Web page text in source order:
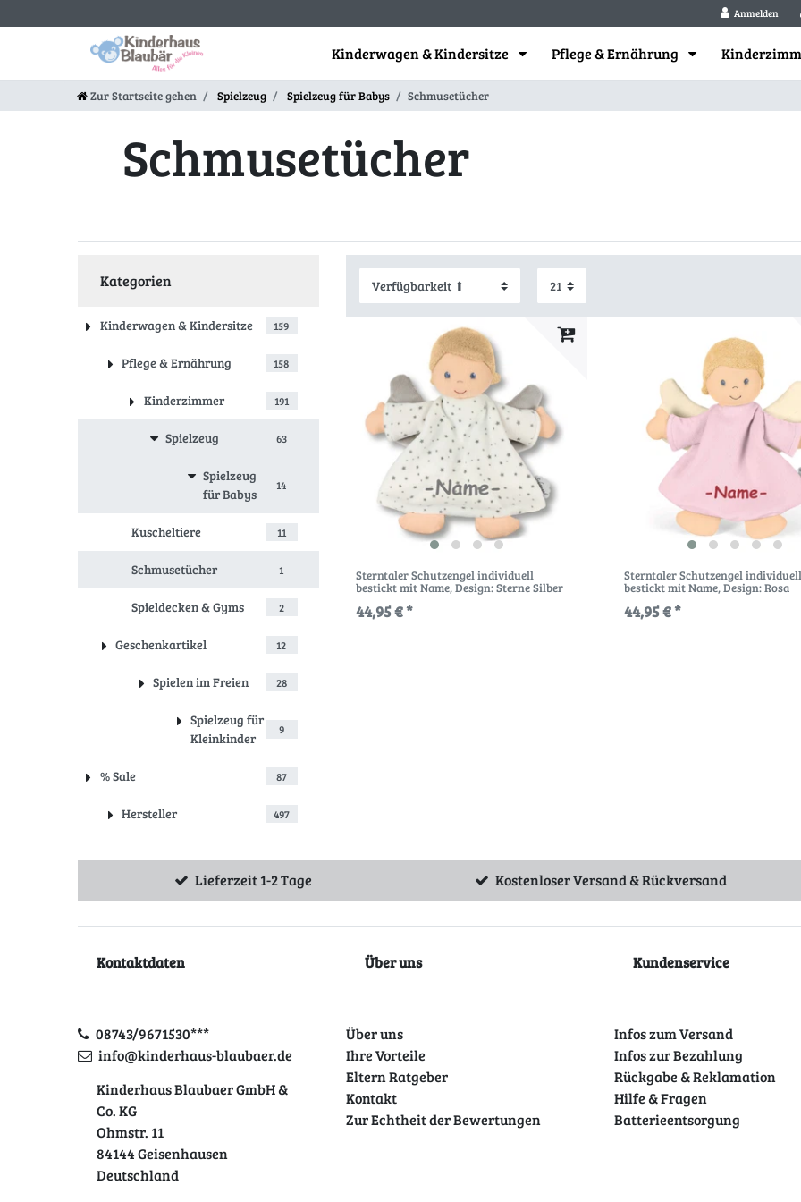
Anmelden
Kinderwagen & Kindersitze Pflege & Ernährung
Zur Startseite gehen Spielzeug Spielzeug für Babys Schmusetücher
Schmusetücher
Kategorien
Kinderwagen & Kindersitze 159
Pflege & Ernährung 158
Kinderzimmer 191
Spielzeug 63
Spielzeug
für Babys
14
Kuscheltiere 11
Schmusetücher 1
Spieldecken & Gyms 2
Geschenkartikel 12
Spielen im Freien 28
Spielzeug für
Kleinkinder
9
% Sale 87
Hersteller 497
Sterntaler Schutzengel individuell
bestickt mit Name, Design: Sterne Silber
44,95 € *
Sterntaler Schutzengel
bestickt mit Name, Design: Rosa
44,95 € *
Lieferzeit 1-2 Tage Kostenloser Versand & Rückversand
Kontaktdaten
08743/9671530***
info@kinderhaus-blaubaer.de
Kinderhaus Blaubaer GmbH &
Co. KG
Ohmstr. 11
84144 Geisenhausen
Deutschland
Über uns
Über uns
Ihre Vorteile
Eltern Ratgeber
Kontakt
Zur Echtheit der Bewertungen
Kundenservice
Infos zum Versand
Infos zur Bezahlung
Rückgabe & Reklamation
Hilfe & Fragen
Batterieentsorgung